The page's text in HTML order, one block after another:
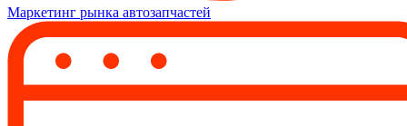
Маркетинг рынка автозапчастей